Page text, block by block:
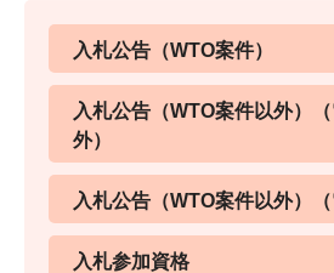
入札公告（WTO案件）
入札公告（WTO案件以外）
外）
入札公告（WTO案件以外）（
入札参加資格